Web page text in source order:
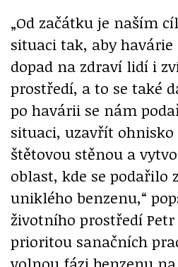
„Od začátku je naším
situaci tak, aby
dopad na zdraví lidí i
prostředí, a to se také
po havárii se nám
situaci, uzavřít
štětovou stěnou a
oblast, kde se podařilo
uniklého benzenu,“
životního prostředí Petr
prioritou sanačních
volnou fázi benzenu